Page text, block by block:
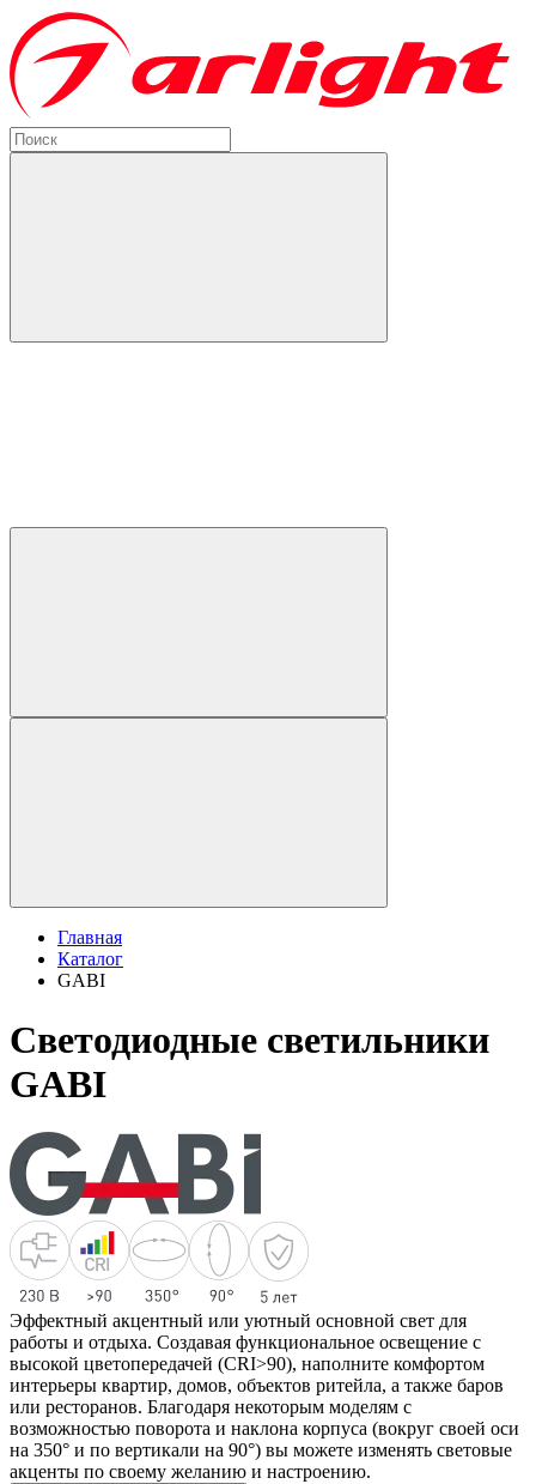
Главная
Каталог
GABI
Светодиодные светильники
GABI
Эффектный акцентный или уютный основной свет для
работы и отдыха. Создавая функциональное освещение с
высокой цветопередачей (CRI>90), наполните комфортом
интерьеры квартир, домов, объектов ритейла, а также баров
или ресторанов. Благодаря некоторым моделям с
возможностью поворота и наклона корпуса (вокруг своей оси
на 350° и по вертикали на 90°) вы можете изменять световые
акценты по своему желанию и настроению.